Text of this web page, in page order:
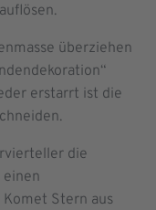
überziehen
erstarrt ist die
die
Stern aus